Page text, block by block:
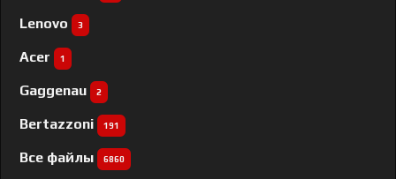
Lenovo 3
Acer 1
Gaggenau 2
Bertazzoni 191
Все файлы 6860